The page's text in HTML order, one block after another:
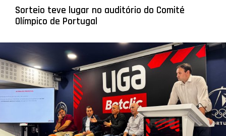
Sorteio teve lugar no auditório do Comité
Olímpico de Portugal